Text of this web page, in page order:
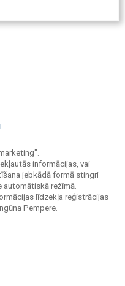
informācijas, vai
jebkādā formā stingri
automātiskā režīmā.
līdzekļa reģistrācijas
Pempere.